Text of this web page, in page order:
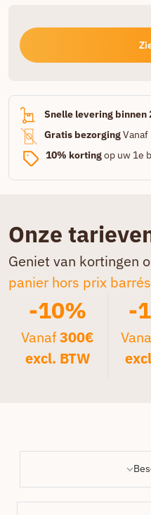
Snelle levering binnen
Gratis bezorgingVanaf
10% kortingop uw 1e
Onze
Geniet van kortingen
panier hors prix
-10%
Vanaf300€
excl. BTW
-